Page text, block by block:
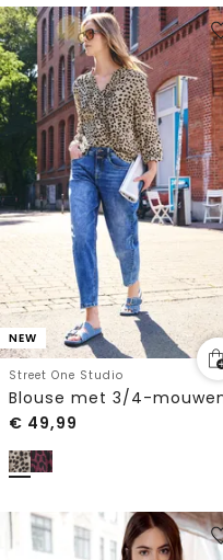
NEW
Street One Studio
€ 49,99